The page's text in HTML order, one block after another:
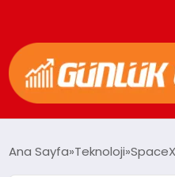
Ana Sayfa Teknoloji